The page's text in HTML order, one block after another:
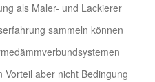
als Maler- und Lackierer
sammeln können
aber nicht Bedingung